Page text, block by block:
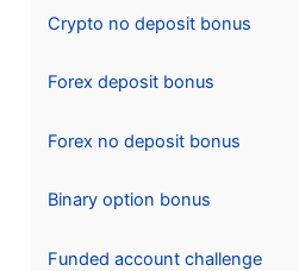
Crypto no deposit bonus
Forex deposit bonus
Forex no deposit bonus
Binary option bonus
Funded account challenge